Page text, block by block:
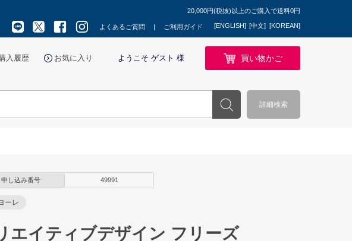
20,000円(税抜)以上のご購入で送料0円
よくあるご質問 ご利用ガイド [ENGLISH] [中文] [KOREAN]
入履歴 お気に入り ようこそ ゲスト 様 買い物かご
詳細検索
申し込み番号 49991
ーレ
エイティブデザイン フリーズ